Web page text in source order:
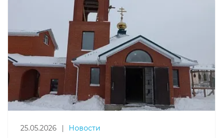
25.05.2026 | Новости